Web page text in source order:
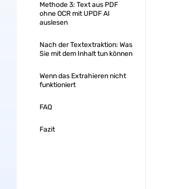
Methode 3: Text aus PDF
ohne OCR mit UPDF AI
auslesen
Nach der Textextraktion: Was
Sie mit dem Inhalt tun können
Wenn das Extrahieren nicht
funktioniert
FAQ
Fazit